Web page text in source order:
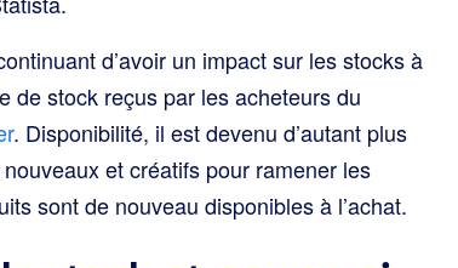
d’avoir un impact sur les stocks à
de stock reçus par les acheteurs du
. Disponibilité, il est devenu d’autant plus
et créatifs pour ramener les
sont de nouveau disponibles à l’achat.